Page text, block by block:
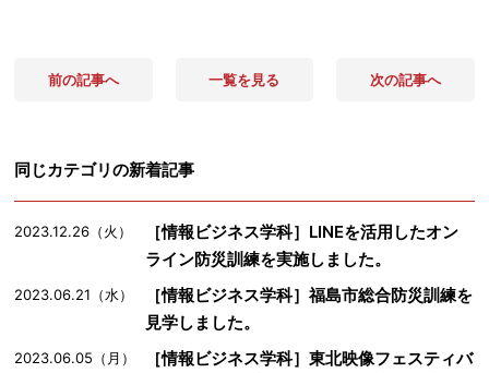
前の記事へ 一覧を見る 次の記事へ
同じカテゴリの新着記事
2023.12.26（火）
［情報ビジネス学科］LINEを活用したオン
ライン防災訓練を実施しました。
2023.06.21（水）
［情報ビジネス学科］福島市総合防災訓練を
見学しました。
2023.06.05（月）
［情報ビジネス学科］東北映像フェスティバ